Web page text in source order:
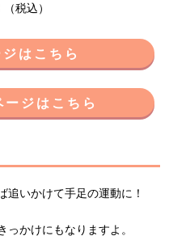
税込）
はこちら
ジはこちら
追いかけて手足の運動に！
かけにもなりますよ。